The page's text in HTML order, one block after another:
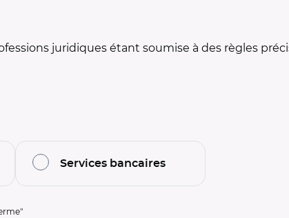
juridiques étant soumise à des règles
Services bancaires
:"